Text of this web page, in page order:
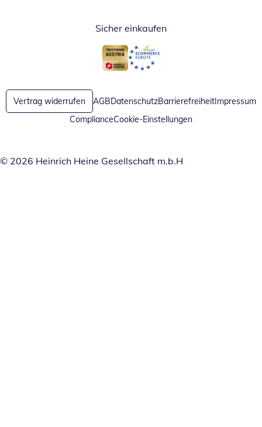
Sicher einkaufen
Öffnet in neuem Fenster
Öffnet in neuem Fenster
Vertrag widerrufen AGBDatenschutzBarrierefreiheitImpressum
ComplianceCookie-Einstellungen
© 2026 Heinrich Heine Gesellschaft m.b.H